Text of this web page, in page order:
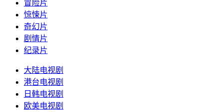
冒险片
惊悚片
奇幻片
剧情片
纪录片
大陆电视剧
港台电视剧
日韩电视剧
欧美电视剧